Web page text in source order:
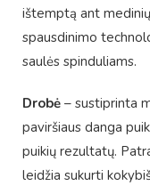
ištemptą ant
spausdinimo
saulės spinduliams.
Drobė – sustiprinta
paviršiaus danga
puikių rezultatų.
leidžia sukurti